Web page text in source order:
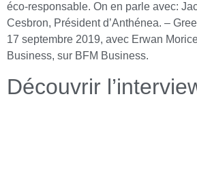
éco-responsable. On en parle avec:
Cesbron, Président d’Anthénea. –
17 septembre 2019, avec Erwan
Business, sur BFM Business.
Découvrir